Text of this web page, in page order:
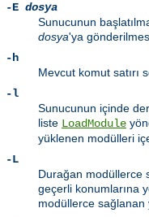
-E dosya
Sunucunun
dosya'ya
-h
Mevcut komut satırı
-l
Sunucunun içinde
liste LoadModule
yüklenen modülleri
-L
Durağan modüllerce
geçerli konumlarına
modüllerce